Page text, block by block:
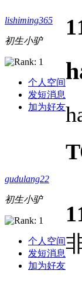
lishiming365
初生小驴
个人空间
发短消息
加为好友
gudulang22
初生小驴
个人空间
发短消息
加为好友